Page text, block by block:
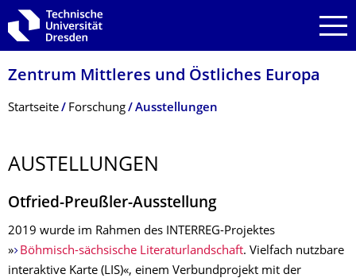
Zur Hauptnavigation springen
Zur Suche springen
Zum Inhalt springen
Zentrum Mittleres und Östliches Europa
Breadcrumb-Menü
Startseite Forschung Ausstellungen
AUSTELLUNGEN
Otfried-Preußler-Ausstellung
2019 wurde im Rahmen des INTERREG-Projektes
» Böhmisch-sächsische Literaturland­schaft. Vielfach nutzbare
interaktive Karte (LIS)«, einem Verbundprojekt mit der